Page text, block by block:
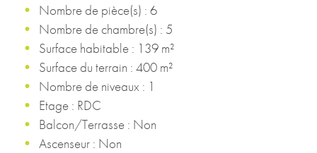
Nombre de pièce(s) : 6
Nombre de chambre(s) : 5
Surface habitable : 139 m²
Surface du terrain : 400 m²
Nombre de niveaux : 1
Etage : RDC
Balcon/Terrasse : Non
Ascenseur : Non